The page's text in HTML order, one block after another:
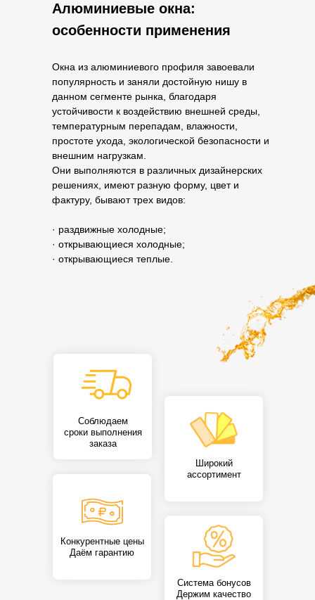
Алюминиевые окна:
особенности применения
Окна из алюминиевого профиля завоевали
популярность и заняли достойную нишу в
данном сегменте рынка, благодаря
устойчивости к воздействию внешней среды,
температурным перепадам, влажности,
простоте ухода, экологической безопасности и
внешним нагрузкам.
Они выполняются в различных дизайнерских
решениях, имеют разную форму, цвет и
фактуру, бывают трех видов:
· раздвижные холодные;
· открывающиеся холодные;
· открывающиеся теплые.
Соблюдаем
сроки выполнения
заказа
Широкий
ассортимент
Конкурентные цены
Даём гарантию
Система бонусов
Держим качество